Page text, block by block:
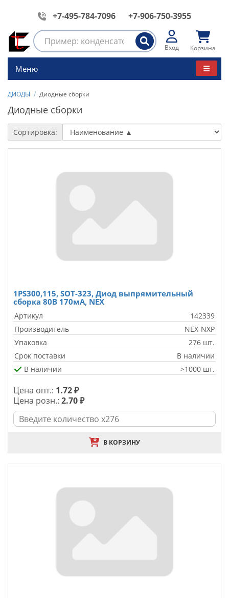
+7-495-784-7096 +7-906-750-3955
Вход Корзина
Меню
ДИОДЫ Диодные сборки
Диодные сборки
Сортировка:
1PS300,115, SOT-323, Диод выпрямительный
сборка 80В 170мА, NEX
Артикул
142339
Производитель
NEX-NXP
Упаковка
276 шт.
Срок поставки
В наличии
В наличии
>1000 шт.
Цена опт.: 1.72 ₽
Цена розн.: 2.70 ₽
В КОРЗИНУ